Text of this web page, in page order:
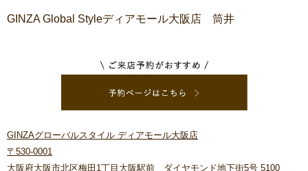
GINZA Global Styleディアモール大阪店 筒井
GINZAグローバルスタイル ディアモール大阪店
〒530-0001
大阪府大阪市北区梅田1丁目大阪駅前 ダイヤモンド地下街5号 5100